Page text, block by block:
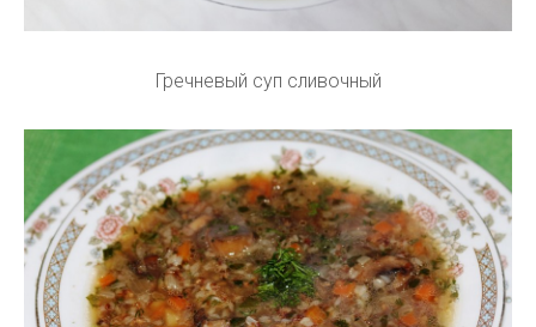
Гречневый суп сливочный